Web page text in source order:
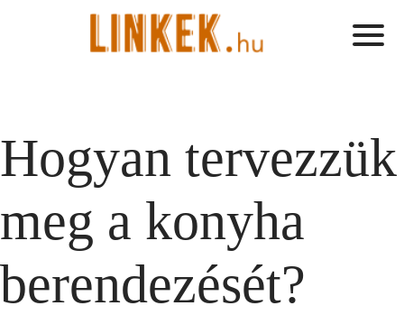
Hogyan tervezzük
meg a konyha
berendezését?